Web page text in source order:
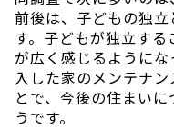
前後は、子どもの独
す。子どもが独立す
が広く感じるように
入した家のメンテナ
とで、今後の住まい
うです。